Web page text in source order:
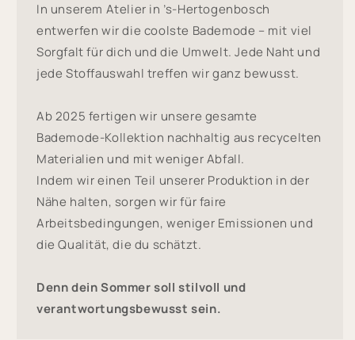
In unserem Atelier in ’s-Hertogenbosch
entwerfen wir die coolste Bademode – mit viel
Sorgfalt für dich und die Umwelt. Jede Naht und
jede Stoffauswahl treffen wir ganz bewusst.
Ab 2025 fertigen wir unsere gesamte
Bademode-Kollektion nachhaltig aus recycelten
Materialien und mit weniger Abfall.
Indem wir einen Teil unserer Produktion in der
Nähe halten, sorgen wir für faire
Arbeitsbedingungen, weniger Emissionen und
die Qualität, die du schätzt.
Denn dein Sommer soll stilvoll und
verantwortungsbewusst sein.